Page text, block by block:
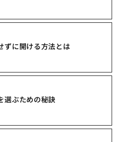
ずに開ける方法とは
選ぶための秘訣